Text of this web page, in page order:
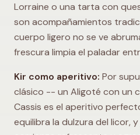
Lorraine o una tarta con
son acompañamientos
cuerpo ligero no se ve
frescura limpia el paladar
Kir como aperitivo: Por
clásico -- un Aligoté con un
Cassis es el aperitivo
equilibra la dulzura del licor,